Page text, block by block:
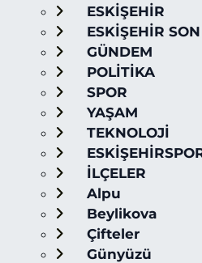
ESKİŞEHİR
ESKİŞEHİR
GÜNDEM
POLİTİKA
SPOR
YAŞAM
TEKNOLOJİ
İLÇELER
Alpu
Beylikova
Çifteler
Günyüzü